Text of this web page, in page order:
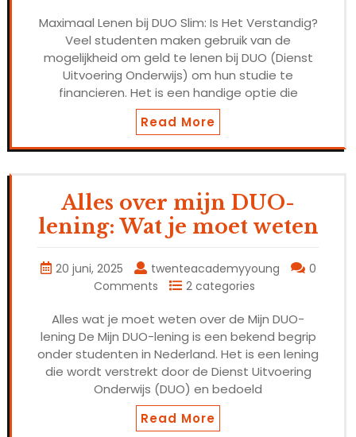
Maximaal Lenen bij DUO Slim: Is Het Verstandig?
Veel studenten maken gebruik van de
mogelijkheid om geld te lenen bij DUO (Dienst
Uitvoering Onderwijs) om hun studie te
financieren. Het is een handige optie die
Read More
Alles over mijn DUO-
lening: Wat je moet weten
20 juni, 2025 twenteacademyyoung
0
Comments
2 categories
Alles wat je moet weten over de Mijn DUO-
lening De Mijn DUO-lening is een bekend begrip
onder studenten in Nederland. Het is een lening
die wordt verstrekt door de Dienst Uitvoering
Onderwijs (DUO) en bedoeld
Read More